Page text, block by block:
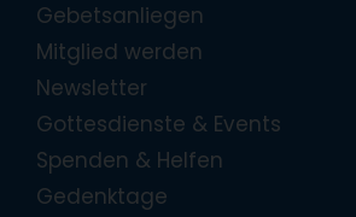
Gebetsanliegen
Mitglied werden
Newsletter
Gottesdienste & Events
Spenden & Helfen
Gedenktage